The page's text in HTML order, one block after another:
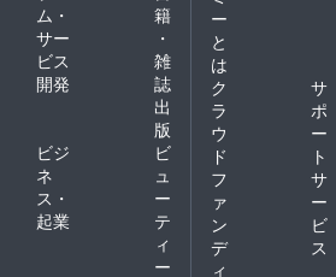
ム・
サー
ビス
開発
籍
・
雑
誌
出
版
ビジ
ネ
ス・
起業
ビ
ュ
ー
テ
ィ
ー
ー
と
は
ク
ラ
ウ
ド
フ
ァ
ン
デ
ィ
サ
ポ
ー
ト
サ
ー
ビ
ス